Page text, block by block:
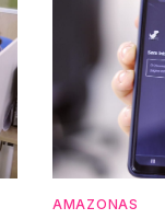
AMAZONAS